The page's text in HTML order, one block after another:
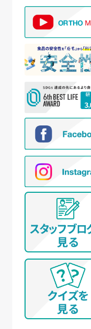
【個人情報の取
当社は、以下の
いたします。
(ア) モニター試
① WEBサイ
信、対象
② 新規モニ
③ モニター
④ モニター
⑤ モニター様
対応
⑥ アンケート
⑦ 統計的な
提案（デ
ないように
(イ) 弊社とお取
等 に所属す
(WEB上を
の手続きを
① WEBサイ
信、対象
② 各種お問合
③ 商談・打
④ 当社が委